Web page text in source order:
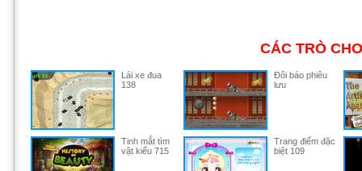
CÁC TRÒ
Lái xe đua
138
Đôi báo phiêu
lưu
Tinh mắt tìm
vật kiểu 715
Trang điểm đặc
biệt 109